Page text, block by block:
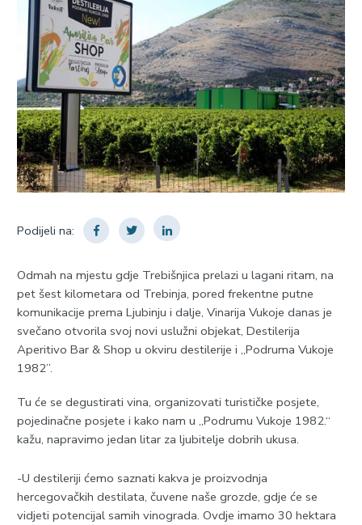
Podijeli na:
Odmah na mjestu gdje Trebišnjica prelazi u lagani ritam, na
pet šest kilometara od Trebinja, pored frekentne putne
komunikacije prema Ljubinju i dalje, Vinarija Vukoje danas je
svečano otvorila svoj novi uslužni objekat, Destilerija
Aperitivo Bar & Shop u okviru destilerije i „Podruma Vukoje
1982”.
Tu će se degustirati vina, organizovati turističke posjete,
pojedinačne posjete i kako nam u „Podrumu Vukoje 1982.“
kažu, napravimo jedan litar za ljubitelje dobrih ukusa.
-U destileriji ćemo saznati kakva je proizvodnja
hercegovačkih destilata, čuvene naše grozde, gdje će se
vidjeti potencijal samih vinograda. Ovdje imamo 30 hektara